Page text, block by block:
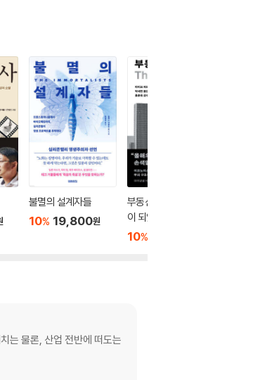
불멸의 설계자들
10% 19,800원
부동산은 어떻게 권력
이 되었나
10%
는 물론, 산업 전반에 떠도는